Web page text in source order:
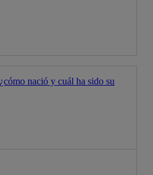
nació y cuál ha sido su